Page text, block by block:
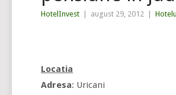
HotelInvest august 29, 2012
Locatia
Adresa: Uricani